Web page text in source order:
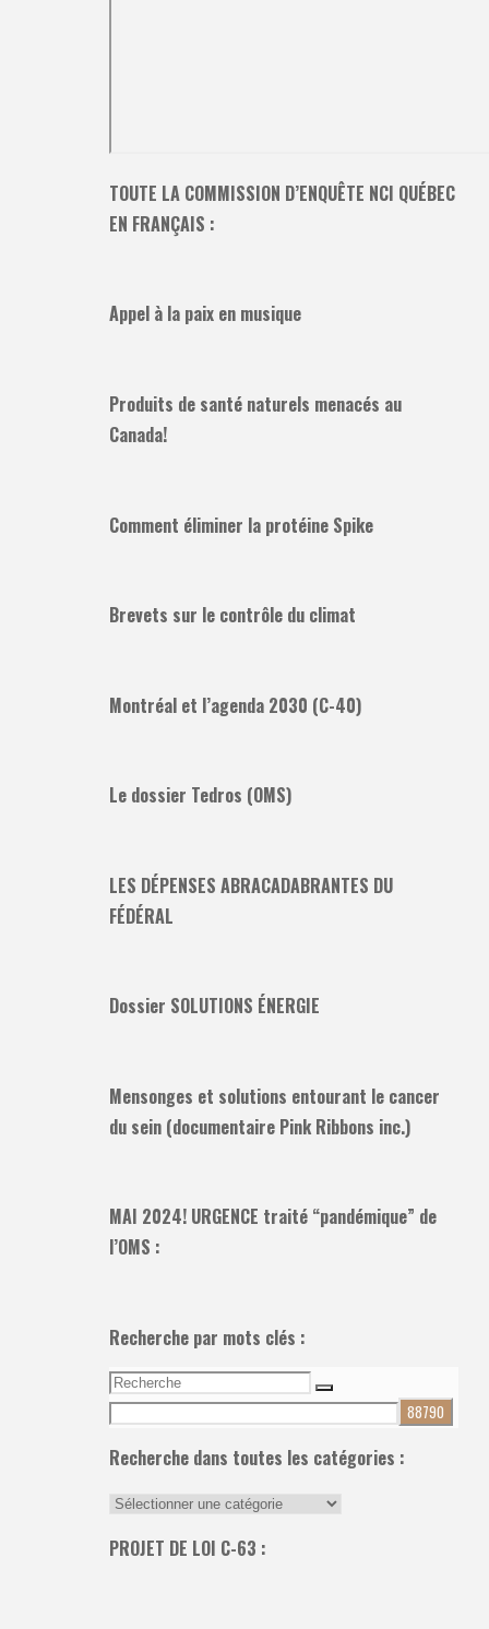
TOUTE LA COMMISSION D’ENQUÊTE NCI QUÉBEC
EN FRANÇAIS :
Appel à la paix en musique
Produits de santé naturels menacés au
Canada!
Comment éliminer la protéine Spike
Brevets sur le contrôle du climat
Montréal et l’agenda 2030 (C-40)
Le dossier Tedros (OMS)
LES DÉPENSES ABRACADABRANTES DU
FÉDÉRAL
Dossier SOLUTIONS ÉNERGIE
Mensonges et solutions entourant le cancer
du sein (documentaire Pink Ribbons inc.)
MAI 2024! URGENCE traité “pandémique” de
l’OMS :
Recherche par mots clés :
Recherche
pour:
Recherche
Recherche dans toutes les catégories :
Recherche
toutes
PROJET DE LOI C-63 :